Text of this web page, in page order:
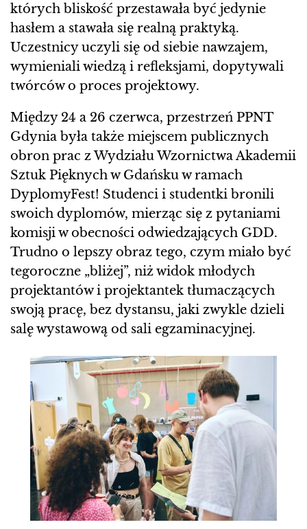
których bliskość przestawała być jedynie
hasłem a stawała się realną praktyką.
Uczestnicy uczyli się od siebie nawzajem,
wymieniali wiedzą i refleksjami, dopytywali
twórców o proces projektowy.
Między 24 a 26 czerwca, przestrzeń PPNT
Gdynia była także miejscem publicznych
obron prac z Wydziału Wzornictwa Akademii
Sztuk Pięknych w Gdańsku w ramach
DyplomyFest! Studenci i studentki bronili
swoich dyplomów, mierząc się z pytaniami
komisji w obecności odwiedzających GDD.
Trudno o lepszy obraz tego, czym miało być
tegoroczne „bliżej”, niż widok młodych
projektantów i projektantek tłumaczących
swoją pracę, bez dystansu, jaki zwykle dzieli
salę wystawową od sali egzaminacyjnej.